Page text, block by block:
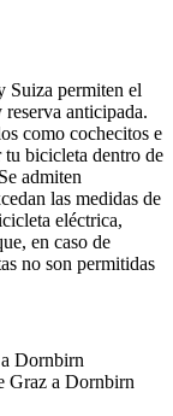
Suiza permiten el
anticipada.
como cochecitos e
tu bicicleta dentro de
admiten
las medidas de
eléctrica,
en caso de
no son permitidas
Dornbirn
Graz a Dornbirn